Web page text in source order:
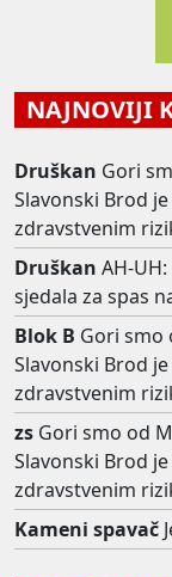
NAJNOVIJI
Druškan Gori
Slavonski Brod
zdravstvenim
Druškan AH-
sjedala za spas
Blok B Gori smo
Slavonski Brod
zdravstvenim
zs Gori smo od
Slavonski Brod
zdravstvenim
Kameni spavač